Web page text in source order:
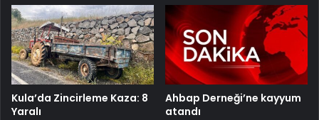
Kula’da Zincirleme Kaza: 8
Yaralı
Ahbap Derneği’ne kayyum
atandı